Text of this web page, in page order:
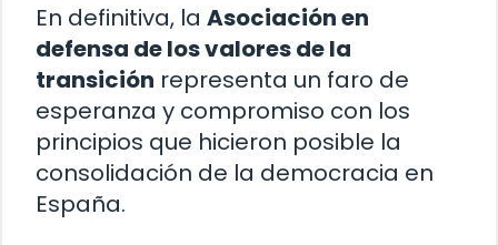
En definitiva, la Asociación en
defensa de los valores de la
transición representa un faro de
esperanza y compromiso con los
principios que hicieron posible la
consolidación de la democracia en
España.